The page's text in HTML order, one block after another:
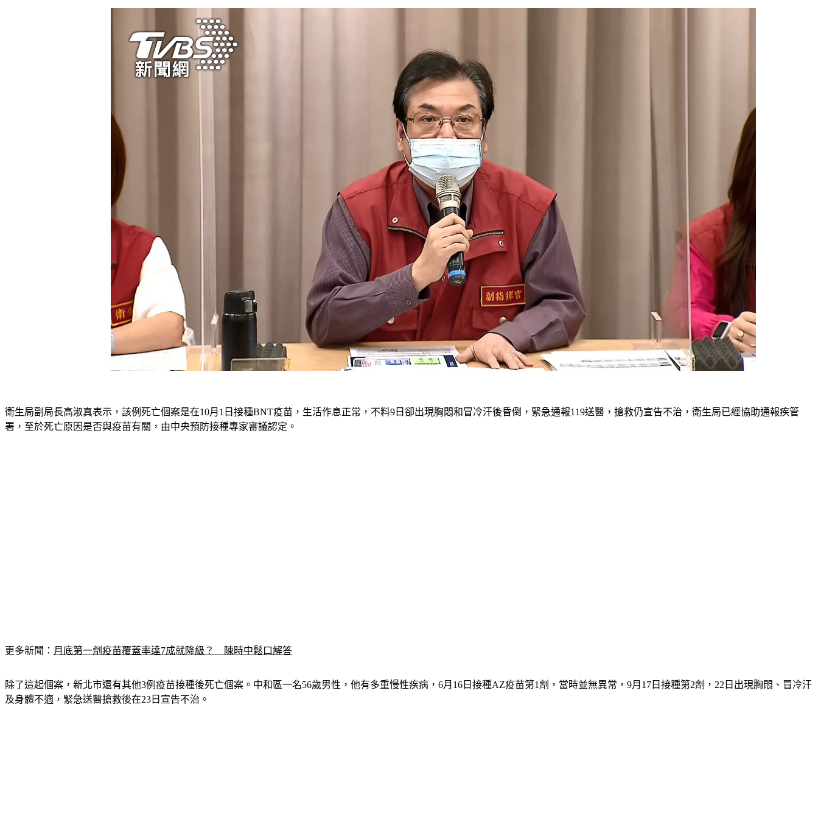
衛生局副局長高淑真表示，該例死亡個案是在10月1日接種BNT疫苗，生活作息正常，不料9日卻出現胸悶和冒冷汗後昏倒，緊急通報119送醫，搶救仍宣告不治，衛生局已經協助通報疾管
署，至於死亡原因是否與疫苗有關，由中央預防接種專家審議認定。
更多新聞： 月底第一劑疫苗覆蓋率達7成就降級？　陳時中鬆口解答
除了這起個案，新北市還有其他3例疫苗接種後死亡個案。中和區一名56歲男性，他有多重慢性疾病，6月16日接種AZ疫苗第1劑，當時並無異常，9月17日接種第2劑，22日出現胸悶、冒冷汗
及身體不適，緊急送醫搶救後在23日宣告不治。